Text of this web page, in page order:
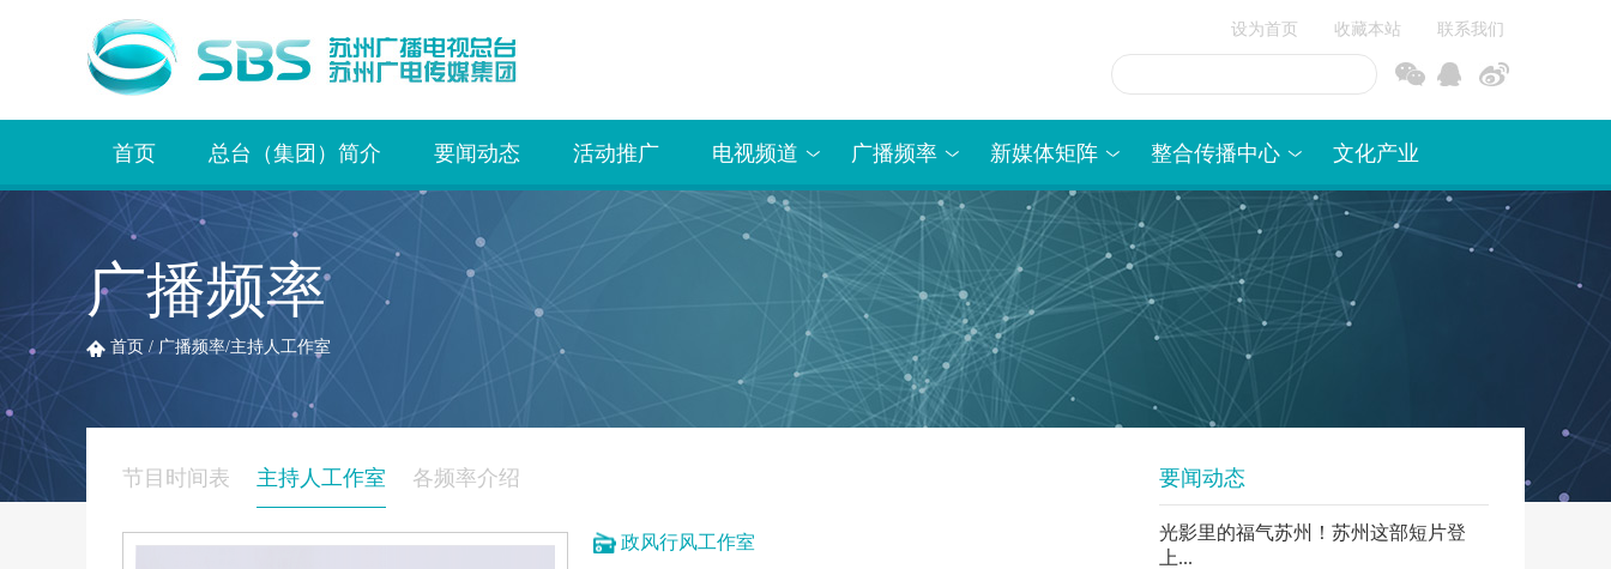
设为首页 收藏本站 联系我们
首页 总台（集团）简介 要闻动态 活动推广 电视频道 广播频率 新媒体矩阵 整合传播中心 文化产业
广播频率
首页 / 广播频率/主持人工作室
节目时间表 主持人工作室 各频率介绍
政风行风工作室
要闻动态
光影里的福气苏州！苏州这部短片登
上...